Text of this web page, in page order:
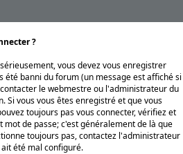
?
vous devez vous enregistrer
été banni du forum (un message est affiché si
le webmestre ou l'administrateur du
Si vous vous êtes enregistré et que vous
toujours pas vous connecter, vérifiez et
de passe; c'est généralement de là que
toujours pas, contactez l'administrateur
été mal configuré.